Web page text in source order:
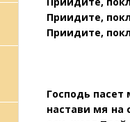
Приидите,
Приидите,
Господь
настави мя на